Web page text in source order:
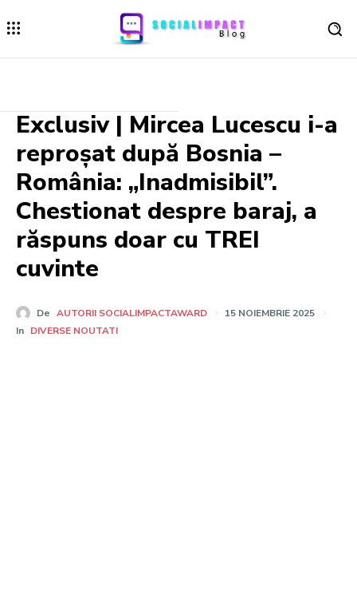
Exclusiv | Mircea Lucescu i-a
reproșat după Bosnia –
România: „Inadmisibil”.
Chestionat despre baraj, a
răspuns doar cu TREI
cuvinte
De AUTORII SOCIALIMPACTAWARD
15 NOIEMBRIE 2025
In DIVERSE NOUTATI